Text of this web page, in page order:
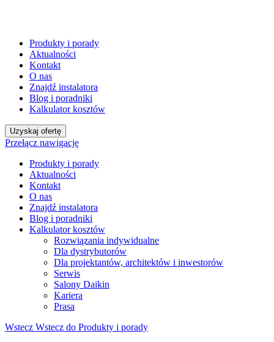
Produkty i porady
Aktualności
Kontakt
O nas
Znajdź instalatora
Blog i poradniki
Kalkulator kosztów
Uzyskaj ofertę
Przełącz nawigację
Produkty i porady
Aktualności
Kontakt
O nas
Znajdź instalatora
Blog i poradniki
Kalkulator kosztów
Rozwiązania indywidualne
Dla dystrybutorów
Dla projektantów, architektów i inwestorów
Serwis
Salony Daikin
Kariera
Prasa
Wstecz Wstecz do Produkty i porady